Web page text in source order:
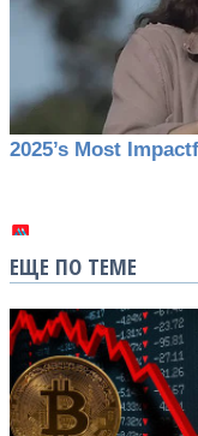
ЕЩЕ ПО ТЕМЕ